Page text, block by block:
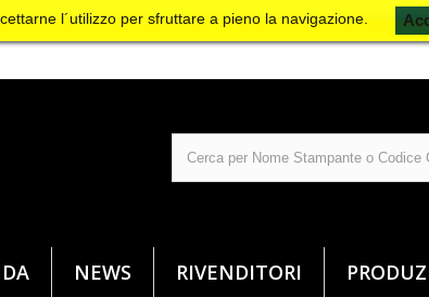
NEWS RIVENDITORI
l´utilizzo per sfruttare a pieno la navigazione.